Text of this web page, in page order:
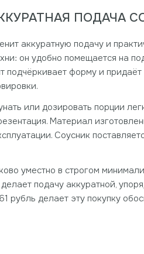
ПОДАЧА
аккуратную подачу и
он удобно помещается на
подчёркивает форму и
или дозировать порции
Материал
Соусник
уместно в строгом
подачу аккуратной,
делает эту покупку